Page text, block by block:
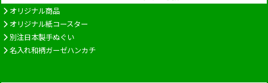
オリジナル商品
オリジナル紙コースター
別注日本製手ぬぐい
名入れ和柄ガーゼハンカチ